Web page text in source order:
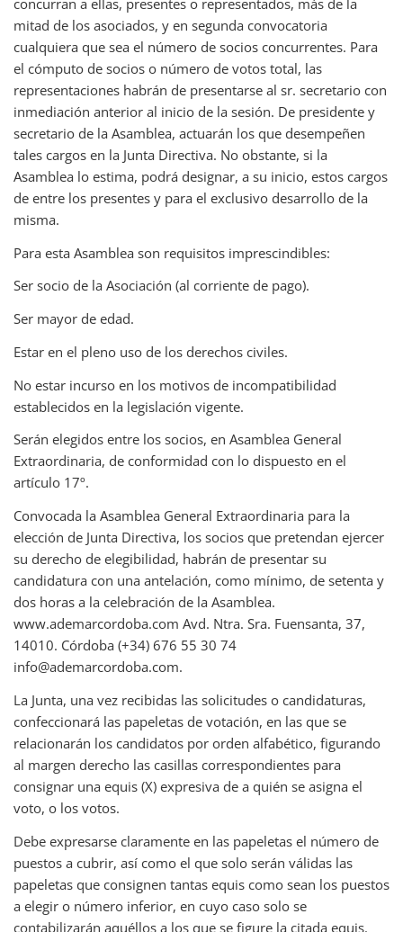
mitad de los asociados, y en segunda convocatoria
cualquiera que sea el número de socios concurrentes. Para
el cómputo de socios o número de votos total, las
representaciones habrán de presentarse al sr. secretario con
inmediación anterior al inicio de la sesión. De presidente y
secretario de la Asamblea, actuarán los que desempeñen
tales cargos en la Junta Directiva. No obstante, si la
Asamblea lo estima, podrá designar, a su inicio, estos cargos
de entre los presentes y para el exclusivo desarrollo de la
misma.
Para esta Asamblea son requisitos imprescindibles:
Ser socio de la Asociación (al corriente de pago).
Ser mayor de edad.
Estar en el pleno uso de los derechos civiles.
No estar incurso en los motivos de incompatibilidad
establecidos en la legislación vigente.
Serán elegidos entre los socios, en Asamblea General
Extraordinaria, de conformidad con lo dispuesto en el
artículo 17º.
Convocada la Asamblea General Extraordinaria para la
elección de Junta Directiva, los socios que pretendan ejercer
su derecho de elegibilidad, habrán de presentar su
candidatura con una antelación, como mínimo, de setenta y
dos horas a la celebración de la Asamblea.
www.ademarcordoba.com Avd. Ntra. Sra. Fuensanta, 37,
14010. Córdoba (+34) 676 55 30 74
info@ademarcordoba.com.
La Junta, una vez recibidas las solicitudes o candidaturas,
confeccionará las papeletas de votación, en las que se
relacionarán los candidatos por orden alfabético, figurando
al margen derecho las casillas correspondientes para
consignar una equis (X) expresiva de a quién se asigna el
voto, o los votos.
Debe expresarse claramente en las papeletas el número de
puestos a cubrir, así como el que solo serán válidas las
papeletas que consignen tantas equis como sean los puestos
a elegir o número inferior, en cuyo caso solo se
contabilizarán aquéllos a los que se figure la citada equis.